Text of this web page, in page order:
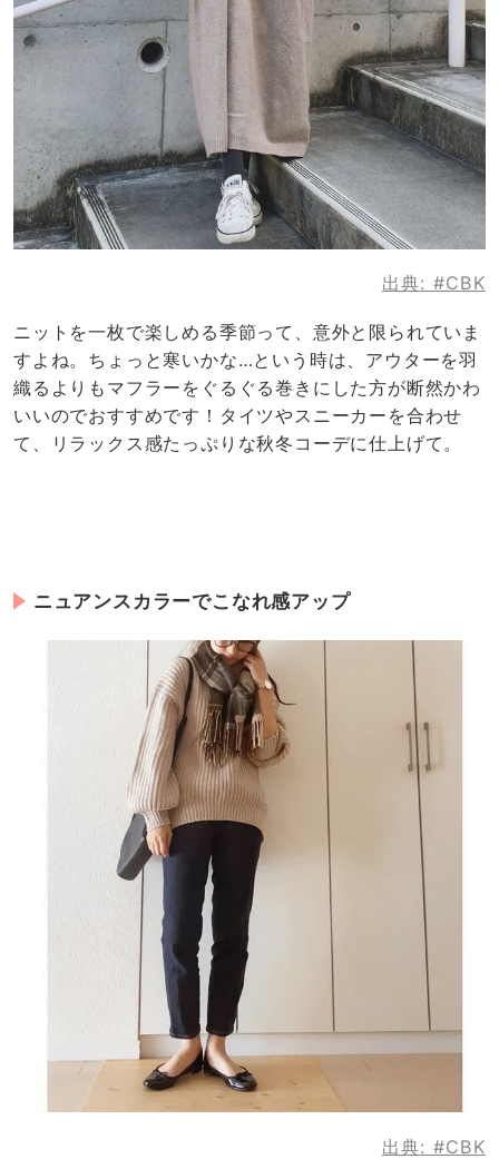
出典: #CBK
ニットを一枚で楽しめる季節って、意外と限られていま
すよね。ちょっと寒いかな…という時は、アウターを羽
織るよりもマフラーをぐるぐる巻きにした方が断然かわ
いいのでおすすめです！タイツやスニーカーを合わせ
て、リラックス感たっぷりな秋冬コーデに仕上げて。
ニュアンスカラーでこなれ感アップ
出典: #CBK